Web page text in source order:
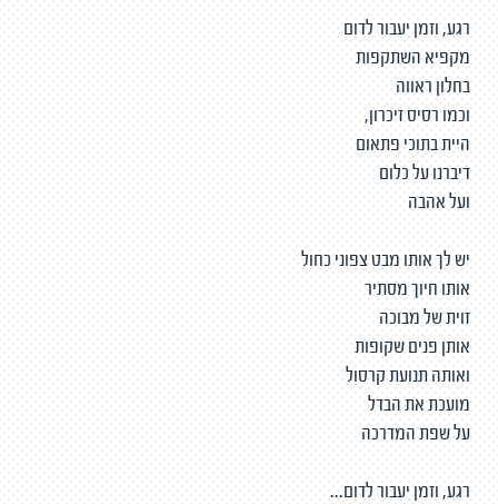
רגע, וזמן יעבור לדום
מקפיא השתקפות
בחלון ראווה
וכמו רסיס זיכרון,
היית בתוכי פתאום
דיברנו על כלום
ועל אהבה
יש לך אותו מבט צפוני כחול
אותו חיוך מסתיר
זוית של מבוכה
אותן פנים שקופות
ואותה תנועת קרסול
מועכת את הבדל
על שפת המדרכה
רגע, וזמן יעבור לדום...